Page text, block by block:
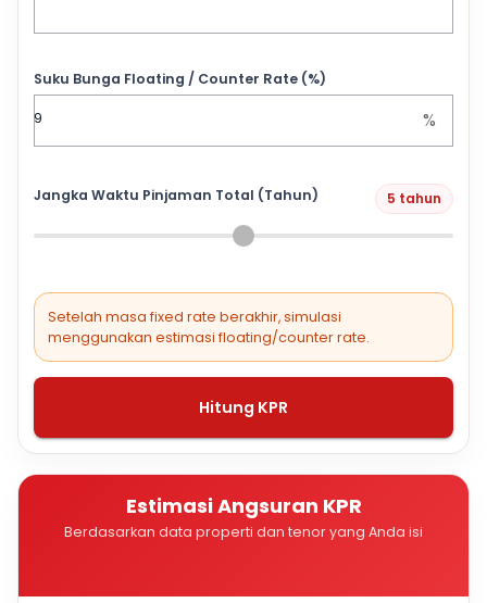
Suku Bunga Floating / Counter Rate (%)
%
Jangka Waktu Pinjaman Total (Tahun) 5 tahun
Setelah masa fixed rate berakhir, simulasi
menggunakan estimasi floating/counter rate.
Hitung KPR
Estimasi Angsuran KPR
Berdasarkan data properti dan tenor yang Anda isi